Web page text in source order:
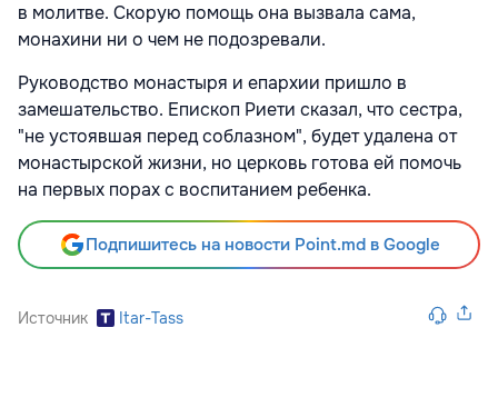
в молитве. Скорую помощь она вызвала сама,
монахини ни о чем не подозревали.
Руководство монастыря и епархии пришло в
замешательство. Епископ Риети сказал, что сестра,
"не устоявшая перед соблазном", будет удалена от
монастырской жизни, но церковь готова ей помочь
на первых порах с воспитанием ребенка.
Подпишитесь на новости Point.md в Google
Источник Itar-Tass